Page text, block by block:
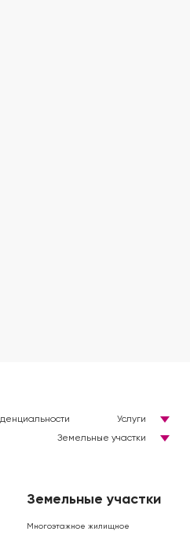
Услуги
Земельные участки
Земельные участки
Многоэтажное жилищное